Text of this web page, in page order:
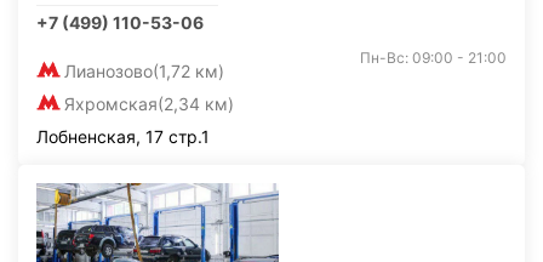
+7 (499) 110-53-06
Лианозово(1,72 км)
Яхромская(2,34 км)
Пн-Вс: 09:00 - 21:00
Лобненская, 17 стр.1